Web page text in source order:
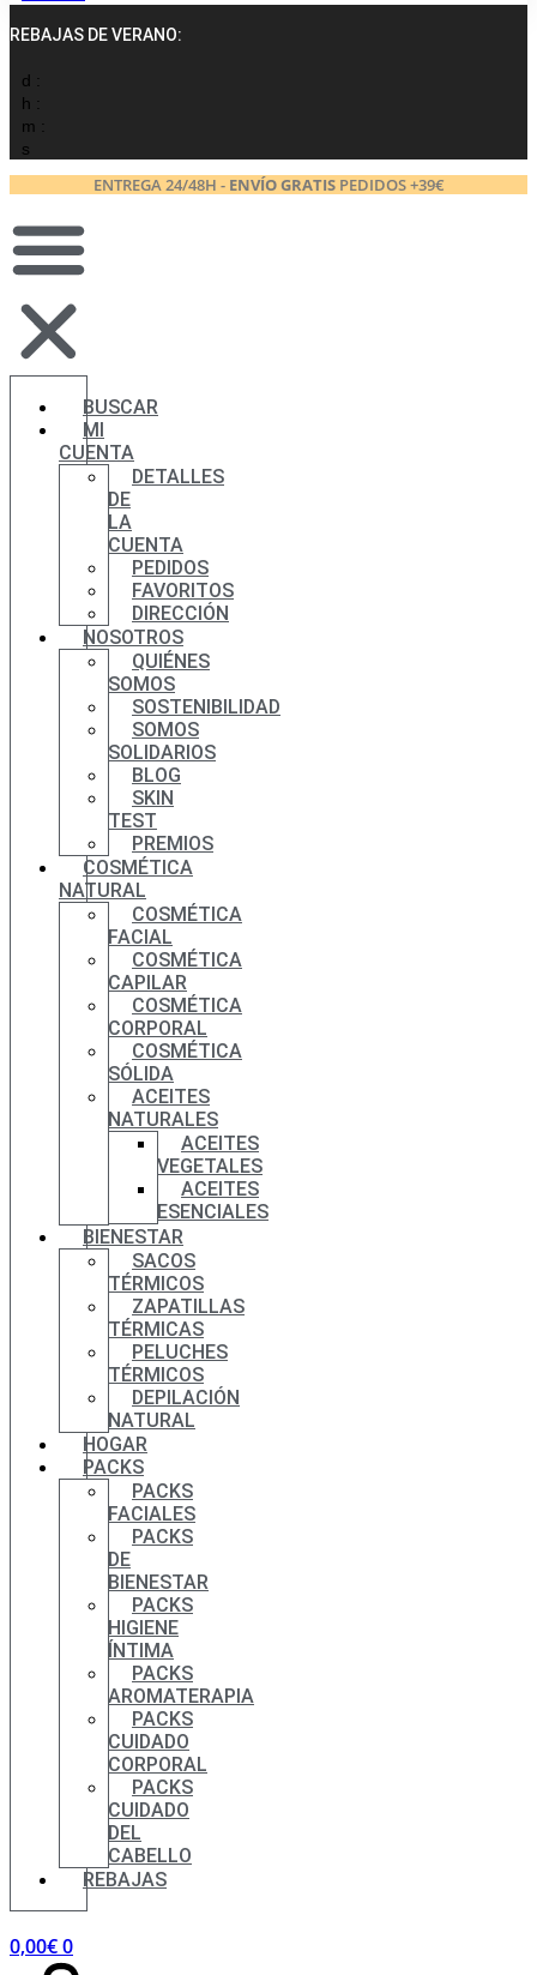
REBAJAS DE VERANO:
d :
h :
m :
s
ENTREGA 24/48H - ENVÍO GRATISPEDIDOS +39€
BUSCAR
MI
CUENTA
DETALLES
DE
LA
CUENTA
PEDIDOS
FAVORITOS
DIRECCIÓN
NOSOTROS
QUIÉNES
SOMOS
SOSTENIBILIDAD
SOMOS
SOLIDARIOS
BLOG
SKIN
TEST
PREMIOS
COSMÉTICA
NATURAL
COSMÉTICA
FACIAL
COSMÉTICA
CAPILAR
COSMÉTICA
CORPORAL
COSMÉTICA
SÓLIDA
ACEITES
NATURALES
ACEITES
VEGETALES
ACEITES
ESENCIALES
BIENESTAR
SACOS
TÉRMICOS
ZAPATILLAS
TÉRMICAS
PELUCHES
TÉRMICOS
DEPILACIÓN
NATURAL
HOGAR
PACKS
PACKS
FACIALES
PACKS
DE
BIENESTAR
PACKS
HIGIENE
ÍNTIMA
PACKS
AROMATERAPIA
PACKS
CUIDADO
CORPORAL
PACKS
CUIDADO
DEL
CABELLO
REBAJAS
0,00€0